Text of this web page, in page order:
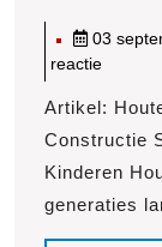
03
reactie
Artikel:
Constructie
Kinderen
generaties